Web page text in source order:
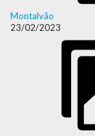
Montalvão
23/02/2023